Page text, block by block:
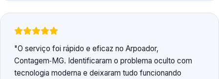
O serviço foi rápido e eficaz no Arpoador,
Contagem‑MG. Identificaram o problema oculto com
tecnologia moderna e deixaram tudo funcionando